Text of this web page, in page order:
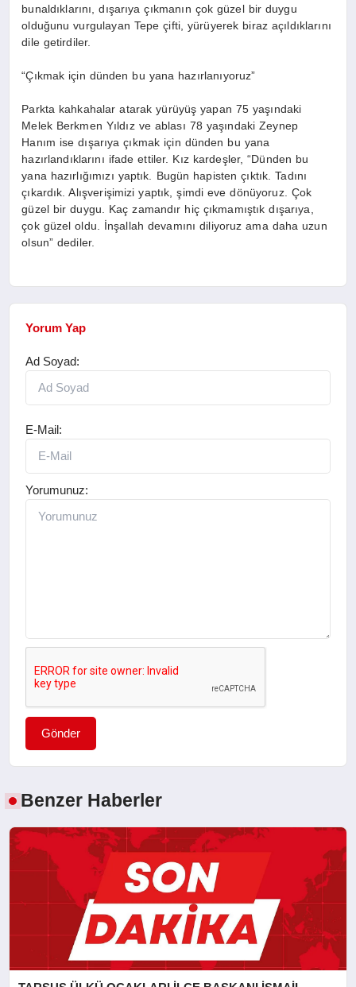
bunaldıklarını, dışarıya çıkmanın çok güzel bir duygu
olduğunu vurgulayan Tepe çifti, yürüyerek biraz açıldıklarını
dile getirdiler.
“Çıkmak için dünden bu yana hazırlanıyoruz”
Parkta kahkahalar atarak yürüyüş yapan 75 yaşındaki
Melek Berkmen Yıldız ve ablası 78 yaşındaki Zeynep
Hanım ise dışarıya çıkmak için dünden bu yana
hazırlandıklarını ifade ettiler. Kız kardeşler, “Dünden bu
yana hazırlığımızı yaptık. Bugün hapisten çıktık. Tadını
çıkardık. Alışverişimizi yaptık, şimdi eve dönüyoruz. Çok
güzel bir duygu. Kaç zamandır hiç çıkmamıştık dışarıya,
çok güzel oldu. İnşallah devamını diliyoruz ama daha uzun
olsun” dediler.
Yorum Yap
Ad Soyad:
E-Mail:
Yorumunuz:
Gönder
Benzer Haberler